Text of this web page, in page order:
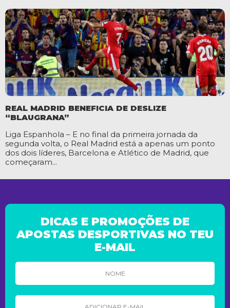
REAL MADRID BENEFICIA DE DESLIZE
“BLAUGRANA”
Liga Espanhola – E no final da primeira jornada da
segunda volta, o Real Madrid está a apenas um ponto
dos dois líderes, Barcelona e Atlético de Madrid, que
começaram...
DICAS E PROMOÇÕES DE
APOSTAS DESPORTIVAS NO TEU
E-MAIL